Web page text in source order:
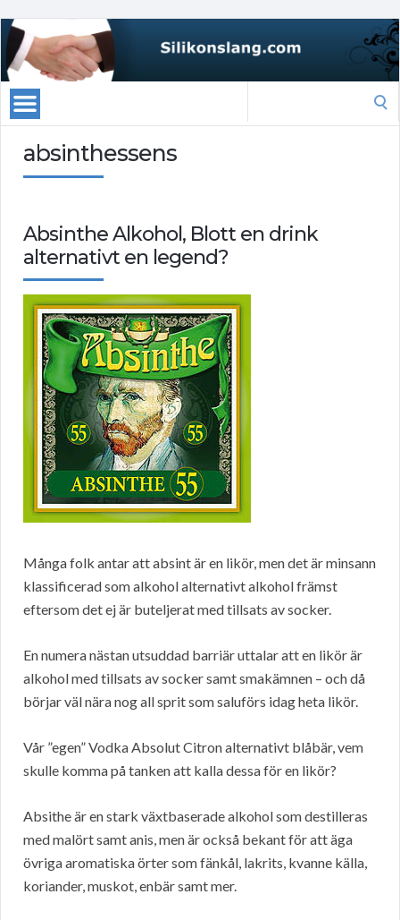
absinthessens
Absinthe Alkohol, Blott en drink
alternativt en legend?
Många folk antar att absint är en likör, men det är minsann
klassificerad som alkohol alternativt alkohol främst
eftersom det ej är buteljerat med tillsats av socker.
En numera nästan utsuddad barriär uttalar att en likör är
alkohol med tillsats av socker samt smakämnen – och då
börjar väl nära nog all sprit som saluförs idag heta likör.
Vår ”egen” Vodka Absolut Citron alternativt blåbär, vem
skulle komma på tanken att kalla dessa för en likör?
Absithe är en stark växtbaserade alkohol som destilleras
med malört samt anis, men är också bekant för att äga
övriga aromatiska örter som fänkål, lakrits, kvanne källa,
koriander, muskot, enbär samt mer.